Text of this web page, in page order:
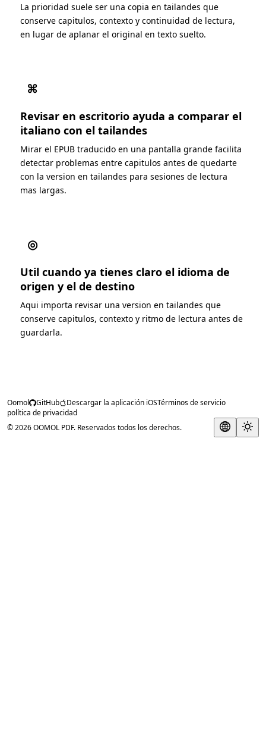
La prioridad suele ser una copia en tailandes que
conserve capitulos, contexto y continuidad de lectura,
en lugar de aplanar el original en texto suelto.
⌘
Revisar en escritorio ayuda a comparar el
italiano con el tailandes
Mirar el EPUB traducido en una pantalla grande facilita
detectar problemas entre capitulos antes de quedarte
con la version en tailandes para sesiones de lectura
mas largas.
◎
Util cuando ya tienes claro el idioma de
origen y el de destino
Aqui importa revisar una version en tailandes que
conserve capitulos, contexto y ritmo de lectura antes de
guardarla.
Oomol GitHub Descargar la aplicación iOSTérminos de servicio
política de privacidad
© 2026 OOMOL PDF. Reservados todos los derechos.